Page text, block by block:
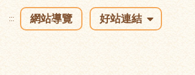
::: 網站導覽 好站連結